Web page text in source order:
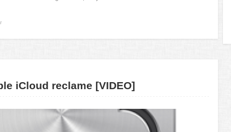
iCloud reclame [VIDEO]